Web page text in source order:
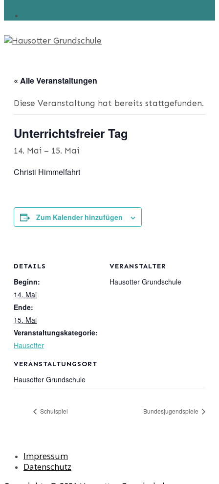
« Alle Veranstaltungen
Diese Veranstaltung hat bereits stattgefunden.
Unterrichtsfreier Tag
14. Mai – 15. Mai
Christi Himmelfahrt
Zum Kalender hinzufügen
DETAILS
Beginn:
14. Mai
Ende:
15. Mai
Veranstaltungskategorie:
Hausotter
VERANSTALTUNGSORT
Hausotter Grundschule
VERANSTALTER
Hausotter Grundschule
Schulspiel Bundesjugendspiele
Impressum
Datenschutz